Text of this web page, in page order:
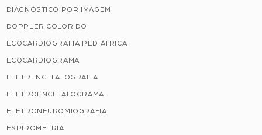
DIAGNÓSTICO POR IMAGEM
DOPPLER COLORIDO
ECOCARDIOGRAFIA PEDIÁTRICA
ECOCARDIOGRAMA
ELETRENCEFALOGRAFIA
ELETROENCEFALOGRAMA
ELETRONEUROMIOGRAFIA
ESPIROMETRIA